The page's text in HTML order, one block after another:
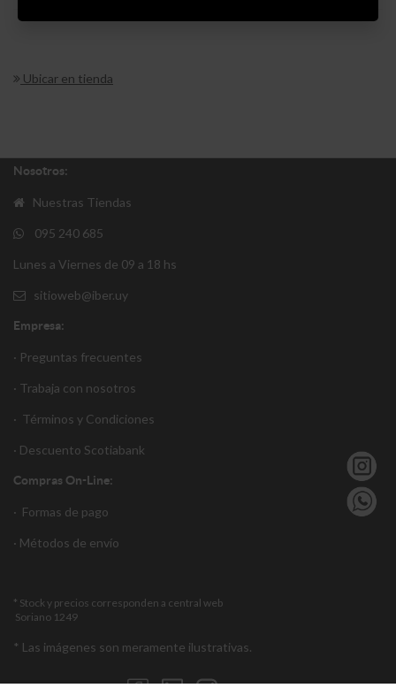
Ubicar en tienda
Nosotros:
Nuestras Tiendas
095 240 685
Lunes a Viernes de 09 a 18 hs
sitioweb@iber.uy
Empresa:
· Preguntas frecuentes
· Trabaja con nosotros
· Términos y Condiciones
· Descuento Scotiabank
Compras On-Line:
· Formas de pago
· Métodos de envío
* Stock y precios corresponden a central web
Soriano 1249
* Las imágenes son meramente ilustrativas.